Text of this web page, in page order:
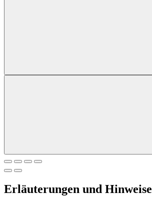
Erläuterungen und Hinweise